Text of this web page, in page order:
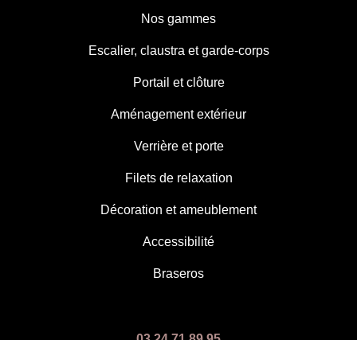
Nos gammes
Escalier, claustra et garde-corps
Portail et clôture
Aménagement extérieur
Verrière et porte
Filets de relaxation
Décoration et ameublement
Accessibilité
Braseros